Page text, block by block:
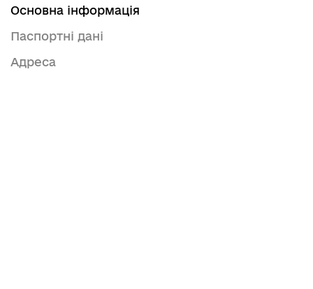
Основна інформація
Паспортні дані
Адреса